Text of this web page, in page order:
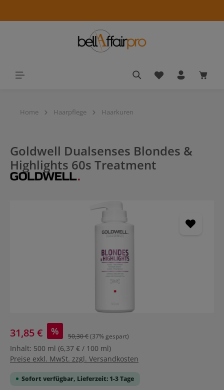
Du hast 0
Home Haarpflege Haarkuren
Goldwell Dualsenses Blondes &
Highlights 60s Treatment
31,85 € % 50,30 €(37% gespart)
Inhalt: 500 ml (6,37 € / 100 ml)
Preise exkl. MwSt. zzgl. Versandkosten
Sofort verfügbar, Lieferzeit: 1-3 Tage